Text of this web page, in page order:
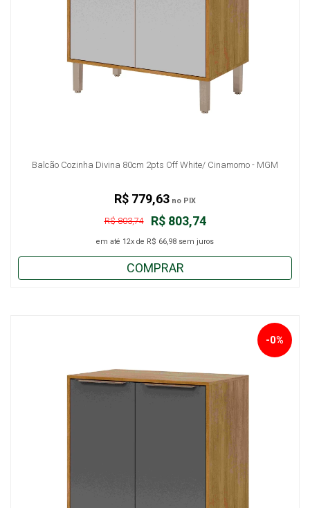
Balcão Cozinha Divina 80cm 2pts Off White/ Cinamomo - MGM
R$ 803,74
R$ 803,74
em até 12x de R$ 66,98 sem juros
R$ 779,63 no PIX
COMPRAR
-0%